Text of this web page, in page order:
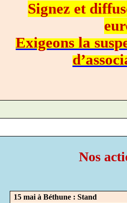
Signez et
Exigeons la
Nos
15 mai à Béthune : Stand